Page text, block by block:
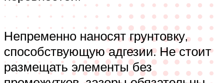
Непременно наносят грунтовку,
способствующую адгезии. Не стоит
размещать элементы без